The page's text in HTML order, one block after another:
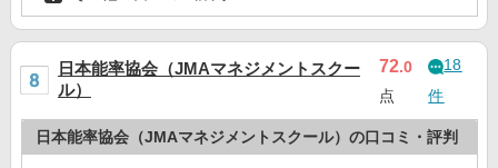
日本能率協会（JMAマネジメントスクー
ル）
72.0
点
18
件
日本能率協会（JMAマネジメントスクール）の口コミ・評判